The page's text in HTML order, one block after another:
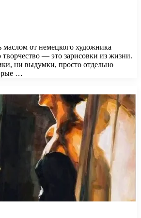
от немецкого художника
— это зарисовки из жизни.
ни выдумки, просто отдельно
…